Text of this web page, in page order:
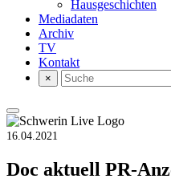
Hausgeschichten
Mediadaten
Archiv
TV
Kontakt
×
16.04.2021
Doc aktuell PR-